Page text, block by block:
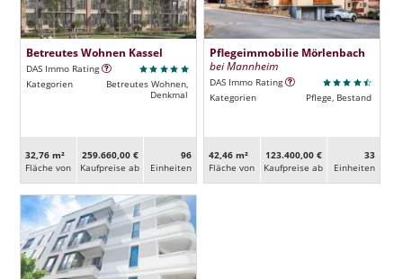
Betreutes Wohnen Kassel
DAS Immo Rating
Kategorien
Betreutes Wohnen,
Denkmal
32,76 m²
Fläche von
259.660,00 €
Kaufpreise ab
96
Ein­heiten
Pflegeimmobilie Mörlenbach
bei Mannheim
DAS Immo Rating
Kategorien
Pflege, Bestand
42,46 m²
Fläche von
123.400,00 €
Kaufpreise ab
33
Ein­heiten